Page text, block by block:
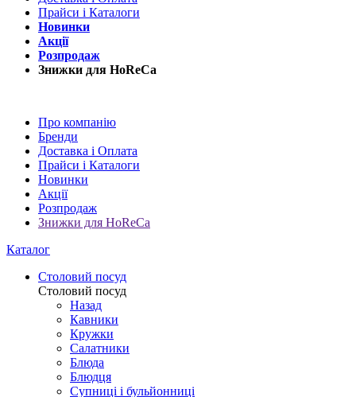
Прайси і Каталоги
Новинки
Акції
Розпродаж
Знижки для HoReCa
Про компанію
Бренди
Доставка і Оплата
Прайси і Каталоги
Новинки
Акції
Розпродаж
Знижки для HoReCa
Каталог
Столовий посуд
Столовий посуд
Назад
Кавники
Кружки
Салатники
Блюда
Блюдця
Супниці і бульйонниці